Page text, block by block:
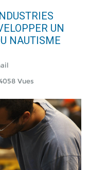
UN
NAUTISME
Vues